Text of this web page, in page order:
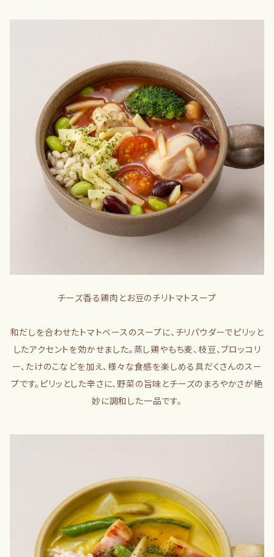
チーズ香る鶏肉とお豆のチリトマトスープ
和だしを合わせたトマトベースのスープに、チリパウダーでピリッと
したアクセントを効かせました。蒸し鶏やもち麦、枝豆、ブロッコリ
ー、たけのこなどを加え、様々な食感を楽しめる具だくさんのスー
プです。ピリッとした辛さに、野菜の旨味とチーズのまろやかさが絶
妙に調和した一品です。